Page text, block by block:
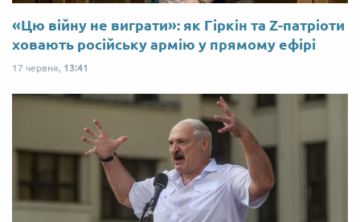
«Цю війну не виграти»: як Гіркін та Z-патріоти
ховають російську армію у прямому ефірі
17 червня, 13:41